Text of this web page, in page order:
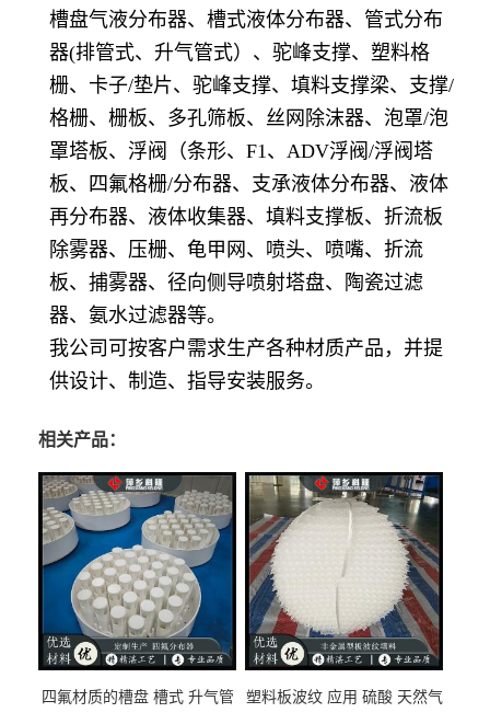
槽盘气液分布器、槽式液体分布器、管式分布
器(排管式、升气管式）、驼峰支撑、塑料格
栅、卡子/垫片、驼峰支撑、填料支撑梁、支撑/
格栅、栅板、多孔筛板、丝网除沫器、泡罩/泡
罩塔板、浮阀（条形、F1、ADV浮阀/浮阀塔
板、四氟格栅/分布器、支承液体分布器、液体
再分布器、液体收集器、填料支撑板、折流板
除雾器、压栅、龟甲网、喷头、喷嘴、折流
板、捕雾器、径向侧导喷射塔盘、陶瓷过滤
器、氨水过滤器等。
我公司可按客户需求生产各种材质产品，并提
供设计、制造、指导安装服务。
相关产品：
四氟材质的槽盘 槽式 升气管
塑料板波纹 应用 硫酸 天然气